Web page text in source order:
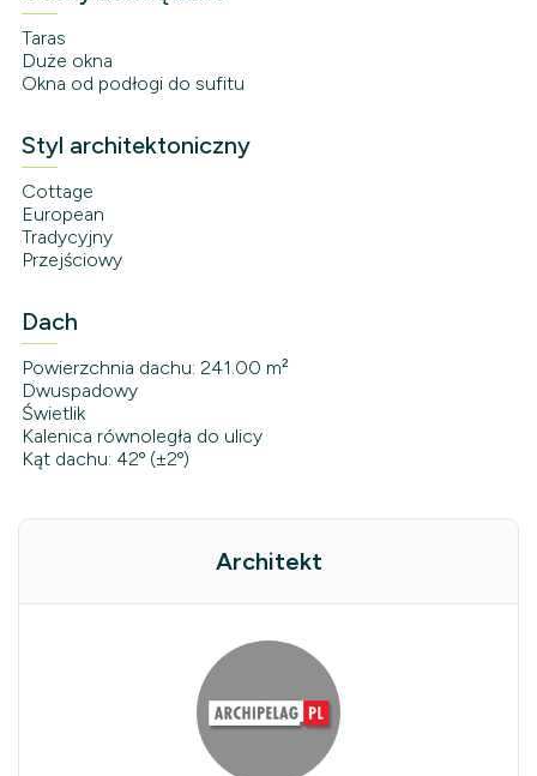
Taras
Duże okna
Okna od podłogi do sufitu
Styl architektoniczny
Cottage
European
Tradycyjny
Przejściowy
Dach
Powierzchnia dachu: 241.00 m²
Dwuspadowy
Świetlik
Kalenica równoległa do ulicy
Kąt dachu: 42º (±2º)
Architekt